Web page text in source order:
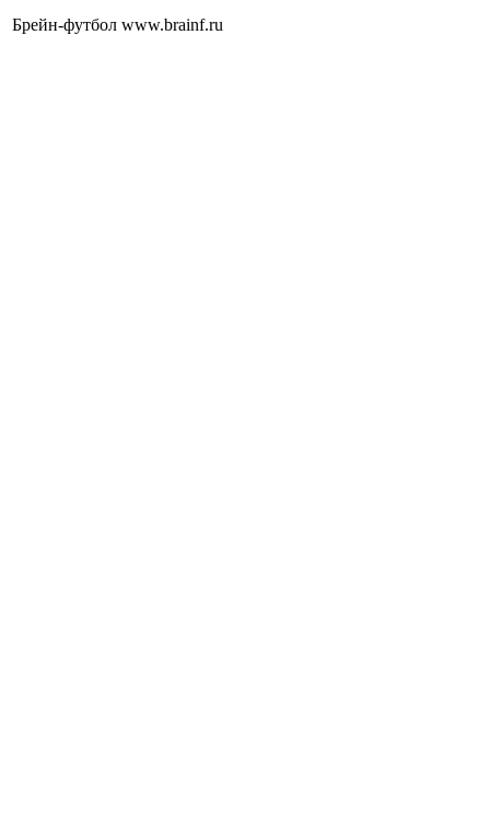
Брейн-футбол www.brainf.ru